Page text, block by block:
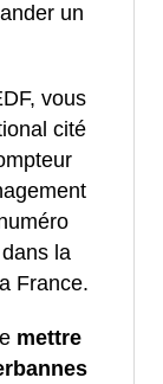
un
vous
cité
la
France.
mettre